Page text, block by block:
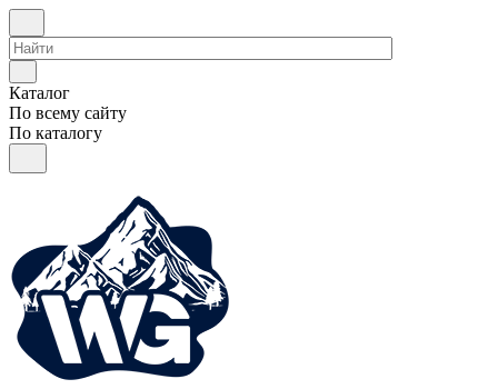
Каталог
По всему сайту
По каталогу